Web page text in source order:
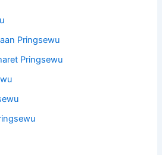
Pringsewu
Pringsewu